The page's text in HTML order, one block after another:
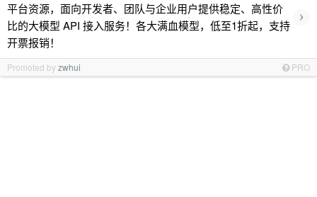
平台资源，面向开发者、团队与企业用户提供稳定、高性价
比的大模型 API 接入服务！各大满血模型，低至1折起，支持
开票报销！
›
Promoted byzwhui PRO